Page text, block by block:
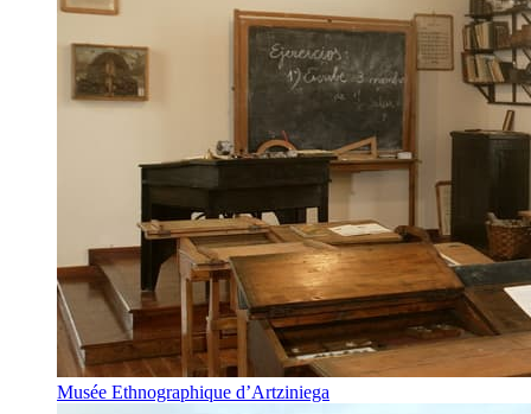
Musée Ethnographique d’Artziniega